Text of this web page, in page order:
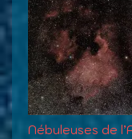
Nébuleuses de